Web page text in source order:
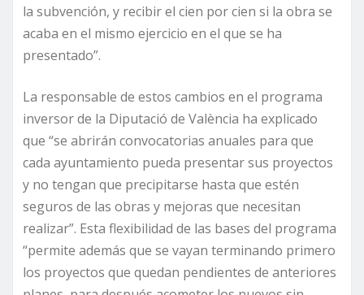
la subvención, y recibir el cien por cien si la obra se
acaba en el mismo ejercicio en el que se ha
presentado”.
La responsable de estos cambios en el programa
inversor de la Diputació de València ha explicado
que “se abrirán convocatorias anuales para que
cada ayuntamiento pueda presentar sus proyectos
y no tengan que precipitarse hasta que estén
seguros de las obras y mejoras que necesitan
realizar”. Esta flexibilidad de las bases del programa
“permite además que se vayan terminando primero
los proyectos que quedan pendientes de anteriores